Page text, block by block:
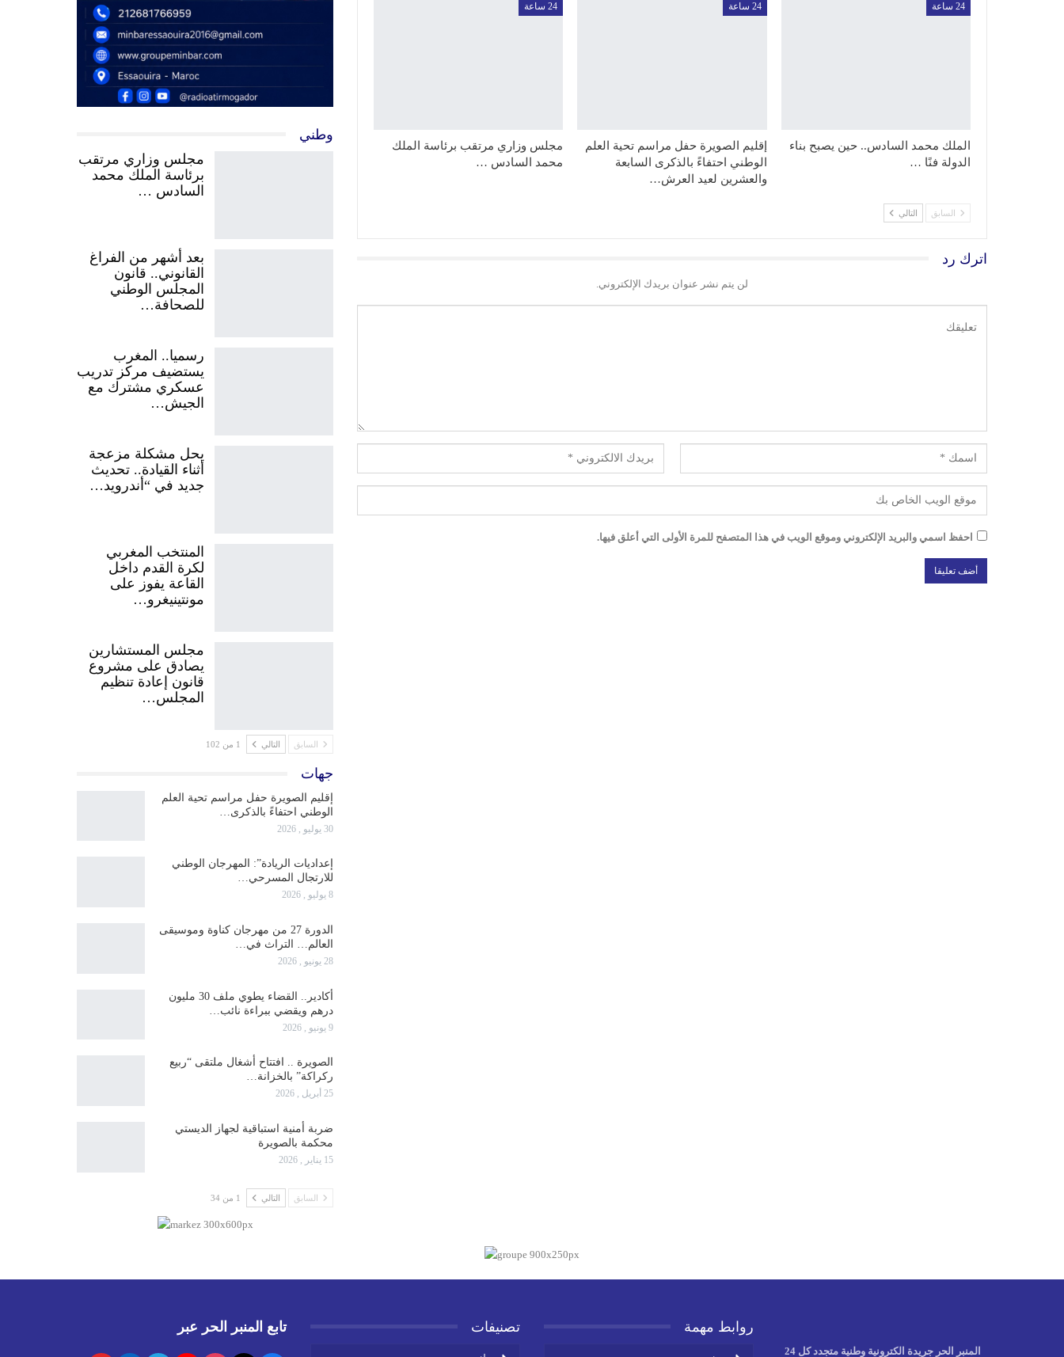
24 ساعة
الملك محمد السادس.. حين يصبح بناء
الدولة فنًا …
24 ساعة
إقليم الصويرة حفل مراسم تحية العلم
الوطني احتفاءً بالذكرى السابعة
والعشرين لعيد العرش…
24 ساعة
مجلس وزاري مرتقب برئاسة الملك
محمد السادس …
السابق التالي
اترك رد
لن يتم نشر عنوان بريدك الإلكتروني.
احفظ اسمي والبريد الإلكتروني وموقع الويب في هذا المتصفح للمرة الأولى التي أعلق فيها.
وطني
مجلس وزاري مرتقب
برئاسة الملك محمد
السادس …
بعد أشهر من الفراغ
القانوني.. قانون
المجلس الوطني
للصحافة…
رسميا.. المغرب
يستضيف مركز تدريب
عسكري مشترك مع
الجيش…
يحل مشكلة مزعجة
أثناء القيادة.. تحديث
جديد في “أندرويد…
المنتخب المغربي
لكرة القدم داخل
القاعة يفوز على
مونتينيغرو…
مجلس المستشارين
يصادق على مشروع
قانون إعادة تنظيم
المجلس…
السابق التالي 1 من 102
جهات
إقليم الصويرة حفل مراسم تحية العلم
الوطني احتفاءً بالذكرى…
30 يوليو , 2026
إعداديات الريادة”: المهرجان الوطني
للارتجال المسرحي…
8 يوليو , 2026
الدورة 27 من مهرجان كناوة وموسيقى
العالم… التراث في…
28 يونيو , 2026
أكادير.. القضاء يطوي ملف 30 مليون
درهم ويقضي ببراءة نائب…
9 يونيو , 2026
الصويرة .. افتتاح أشغال ملتقى “ربيع
ركراكة” بالخزانة…
25 أبريل , 2026
ضربة أمنية استباقية لجهاز الديستي
محكمة بالصويرة
15 يناير , 2026
السابق التالي 1 من 34
المنبر الحر جريدة الكترونية وطنية متجدد كل 24
روابط مهمة تصنيفات تابع المنبر الحر عبر